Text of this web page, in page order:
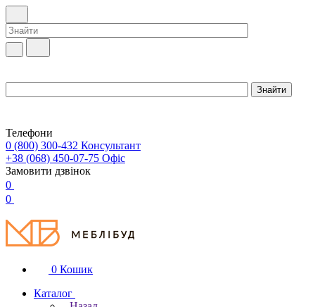
Телефони
0 (800) 300-432 Консультант
+38 (068) 450-07-75 Офіс
Замовити дзвінок
0
0
0 Кошик
Каталог